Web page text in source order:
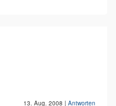
13. Aug. 2008 | Antworten